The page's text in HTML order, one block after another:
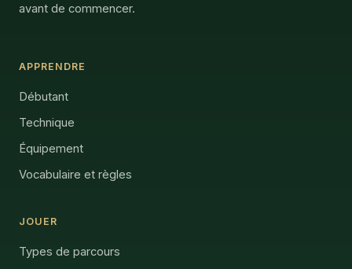
avant de commencer.
APPRENDRE
Débutant
Technique
Équipement
Vocabulaire et règles
JOUER
Types de parcours